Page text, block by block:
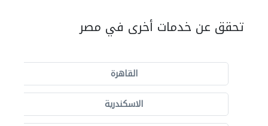
تحقق عن خدمات أخرى في مصر
القاهرة
الاسكندرية